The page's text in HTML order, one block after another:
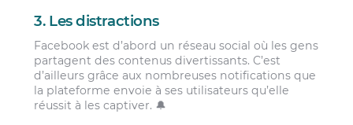
3. Les distractions
Facebook est d’abord un réseau social où les gens
partagent des contenus divertissants. C’est
d’ailleurs grâce aux nombreuses notifications que
la plateforme envoie à ses utilisateurs qu’elle
réussit à les captiver. 🔔